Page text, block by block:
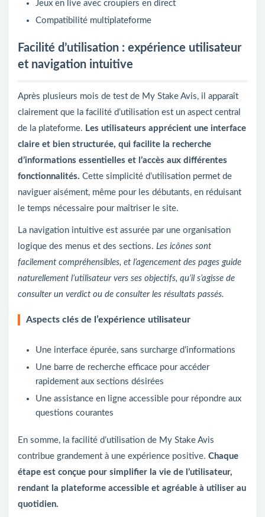
Jeux en live avec croupiers en direct
Compatibilité multiplateforme
Facilité d’utilisation : expérience utilisateur
et navigation intuitive
Après plusieurs mois de test de My Stake Avis, il apparaît
clairement que la facilité d’utilisation est un aspect central
de la plateforme. Les utilisateurs apprécient une interface
claire et bien structurée, qui facilite la recherche
d’informations essentielles et l’accès aux différentes
fonctionnalités. Cette simplicité d’utilisation permet de
naviguer aisément, même pour les débutants, en réduisant
le temps nécessaire pour maîtriser le site.
La navigation intuitive est assurée par une organisation
logique des menus et des sections. Les icônes sont
facilement compréhensibles, et l’agencement des pages guide
naturellement l’utilisateur vers ses objectifs, qu’il s’agisse de
consulter un verdict ou de consulter les résultats passés.
Aspects clés de l’expérience utilisateur
Une interface épurée, sans surcharge d’informations
Une barre de recherche efficace pour accéder
rapidement aux sections désirées
Une assistance en ligne accessible pour répondre aux
questions courantes
En somme, la facilité d’utilisation de My Stake Avis
contribue grandement à une expérience positive. Chaque
étape est conçue pour simplifier la vie de l’utilisateur,
rendant la plateforme accessible et agréable à utiliser au
quotidien.